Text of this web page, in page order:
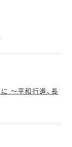
～平和行進、長